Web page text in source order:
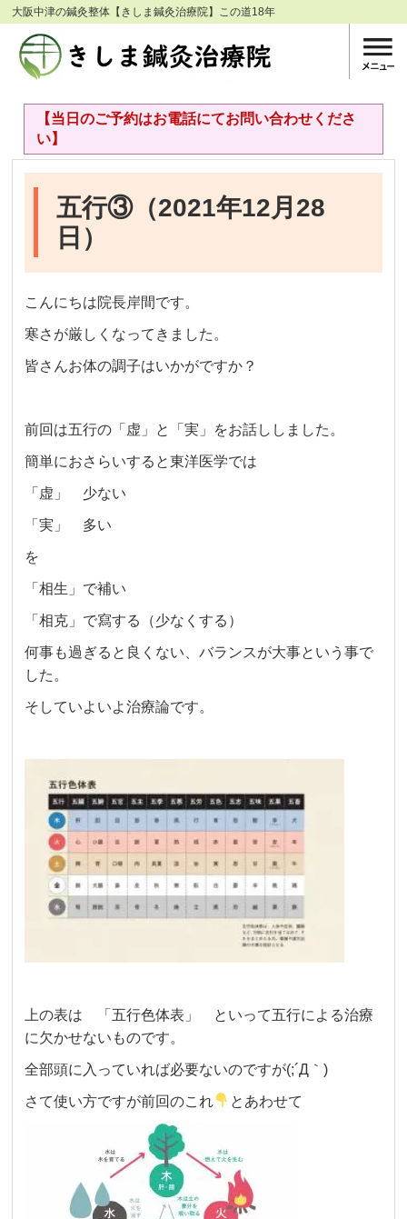
大阪中津の鍼灸整体【きしま鍼灸治療院】この道18年
【当日のご予約はお電話にてお問い合わせくださ
い】
五行③（2021年12月28
日）
こんにちは院長岸間です。
寒さが厳しくなってきました。
皆さんお体の調子はいかがですか？
前回は五行の「虚」と「実」をお話ししました。
簡単におさらいすると東洋医学では
「虚」 少ない
「実」 多い
を
「相生」で補い
「相克」で寫する（少なくする）
何事も過ぎると良くない、バランスが大事という事で
した。
そしていよいよ治療論です。
上の表は 「五行色体表」 といって五行による治療
に欠かせないものです。
全部頭に入っていれば必要ないのですが(;´Д｀)
さて使い方ですが前回のこれ とあわせて